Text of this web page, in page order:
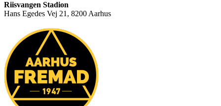
Riisvangen Stadion
Hans Egedes Vej 21, 8200 Aarhus